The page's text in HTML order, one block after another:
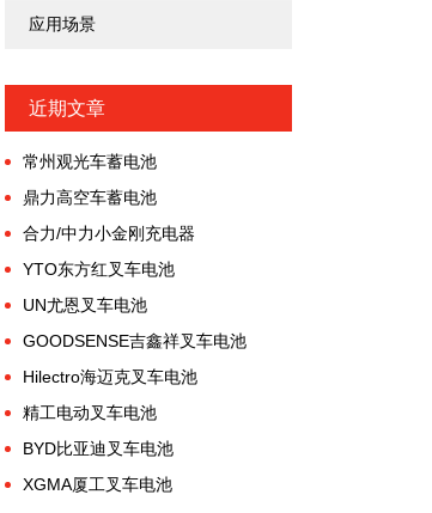
应用场景
近期文章
常州观光车蓄电池
鼎力高空车蓄电池
合力/中力小金刚充电器
YTO东方红叉车电池
UN尤恩叉车电池
GOODSENSE吉鑫祥叉车电池
Hilectro海迈克叉车电池
精工电动叉车电池
BYD比亚迪叉车电池
XGMA厦工叉车电池